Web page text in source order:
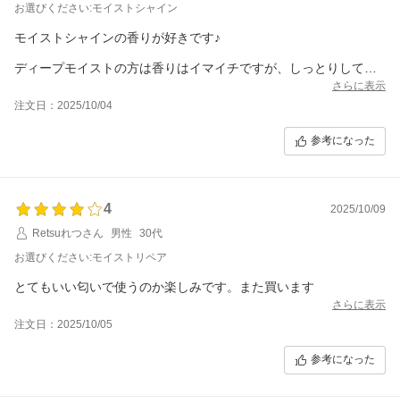
お選びください:モイストシャイン
モイストシャインの香りが好きです♪
ディープモイストの方は香りはイマイチですが、しっとりして毛
子供はピクシーがお気に入りです
さらに表示
注文日：2025/10/04
参考になった
4
2025/10/09
Retsuれつさん
男性
30代
お選びください:モイストリペア
とてもいい匂いで使うのか楽しみです。また買います
さらに表示
注文日：2025/10/05
参考になった